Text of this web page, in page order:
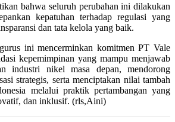
bahwa seluruh perubahan ini dilakukan
kepatuhan terhadap regulasi yang
dan tata kelola yang baik.
ini mencerminkan komitmen PT Vale
kepemimpinan yang mampu menjawab
industri nikel masa depan, mendorong
strategis, serta menciptakan nilai tambah
melalui praktik pertambangan yang
dan inklusif. (rls,Aini)